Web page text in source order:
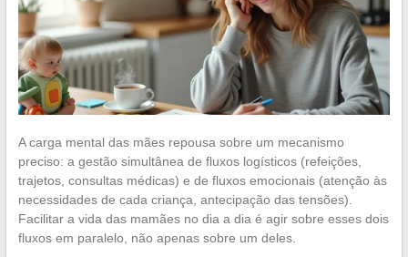
A carga mental das mães repousa sobre um mecanismo
preciso: a gestão simultânea de fluxos logísticos (refeições,
trajetos, consultas médicas) e de fluxos emocionais (atenção às
necessidades de cada criança, antecipação das tensões).
Facilitar a vida das mamães no dia a dia é agir sobre esses dois
fluxos em paralelo, não apenas sobre um deles.